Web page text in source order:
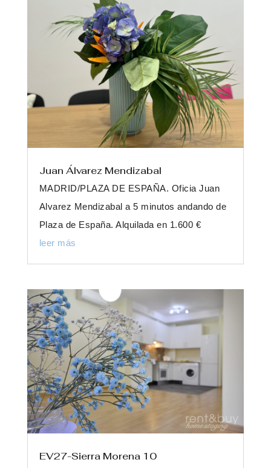
Juan Álvarez Mendizabal
MADRID/PLAZA DE ESPAÑA. Oficia Juan
Alvarez Mendizabal a 5 minutos andando de
Plaza de España. Alquilada en 1.600 €
leer más
EV27-Sierra Morena 10